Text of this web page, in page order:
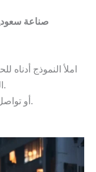
صناعة
املأ النموذج
مخصص لمشروع شاشات LED الخاص بك.
أو تواصل معنا مباشرة على الأرقام الموضحة أدناه.